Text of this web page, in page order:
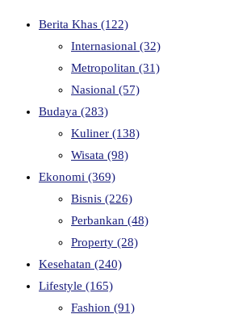
Berita Khas (122)
Internasional (32)
Metropolitan (31)
Nasional (57)
Budaya (283)
Kuliner (138)
Wisata (98)
Ekonomi (369)
Bisnis (226)
Perbankan (48)
Property (28)
Kesehatan (240)
Lifestyle (165)
Fashion (91)